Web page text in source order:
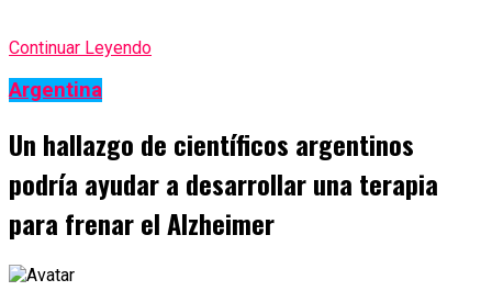
Continuar Leyendo
Argentina
Un hallazgo de científicos argentinos
podría ayudar a desarrollar una terapia
para frenar el Alzheimer